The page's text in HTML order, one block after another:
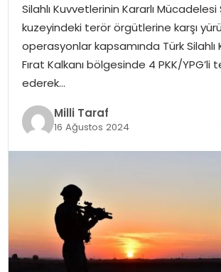
Silahlı Kuvvetlerinin Kararlı Mücadelesi
kuzeyindeki terör örgütlerine karşı
operasyonlar kapsamında Türk Silahlı
Fırat Kalkanı bölgesinde 4 PKK/
ederek…
Milli Taraf
16 Ağustos 2024